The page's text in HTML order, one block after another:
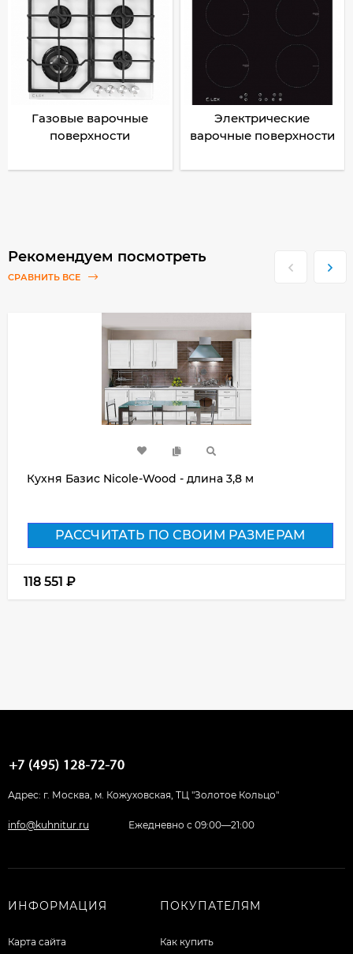
Газовые варочные
поверхности
Электрические
варочные поверхности
Рекомендуем посмотреть
СРАВНИТЬ ВСЕ
Кухня Базис Nicole-Wood - длина 3,8 м
РАССЧИТАТЬ ПО СВОИМ РАЗМЕРАМ
118 551 ₽
Адрес: г. Москва, м. Кожуховская, ТЦ "Золотое Кольцо"
info@kuhnitur.ru Ежедневно с 09:00—21:00
ИНФОРМАЦИЯ
Карта сайта
ПОКУПАТЕЛЯМ
Как купить